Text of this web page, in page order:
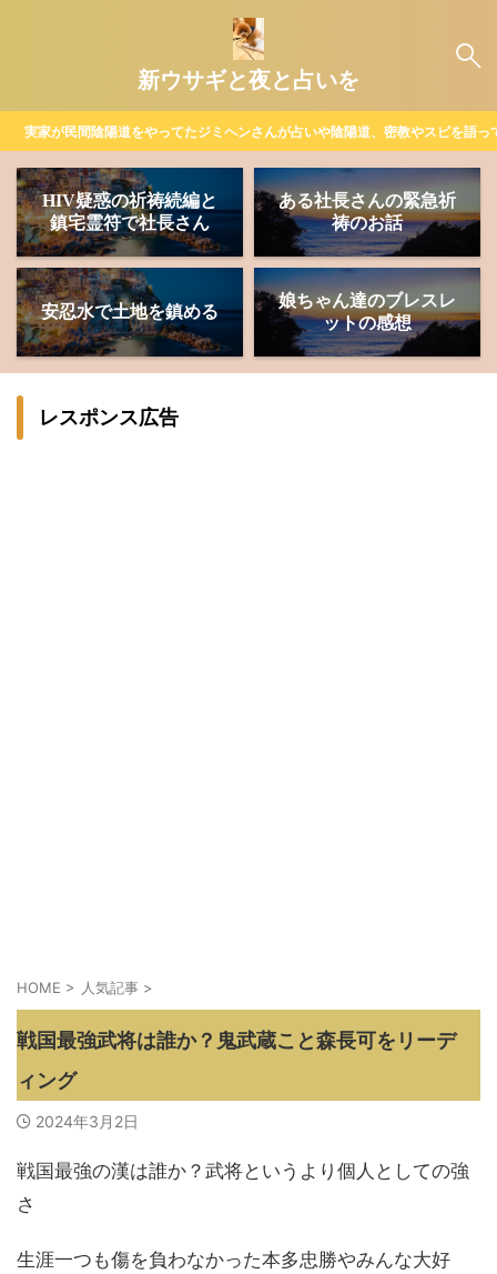
新ウサギと夜と占いを
実家が民間陰陽道をやってたジミヘンさんが占いや陰陽道、密教やスピを語
HIV疑惑の祈祷続編と
鎮宅霊符で社長さん
ある社長さんの緊急祈
祷のお話
安忍水で土地を鎮める
娘ちゃん達のブレスレ
ットの感想
レスポンス広告
HOME > 人気記事 >
戦国最強武将は誰か？鬼武蔵こと森長可をリーデ
ィング
2024年3月2日
戦国最強の漢は誰か？武将というより個人としての強
さ
生涯一つも傷を負わなかった本多忠勝やみんな大好